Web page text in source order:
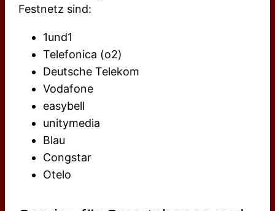
Festnetz sind:
1und1
Telefonica (o2)
Deutsche Telekom
Vodafone
easybell
unitymedia
Blau
Congstar
Otelo